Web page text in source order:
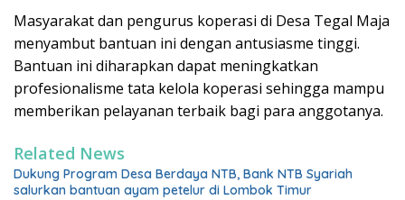
Masyarakat dan pengurus koperasi di Desa Tegal Maja
menyambut bantuan ini dengan antusiasme tinggi.
Bantuan ini diharapkan dapat meningkatkan
profesionalisme tata kelola koperasi sehingga mampu
memberikan pelayanan terbaik bagi para anggotanya.
Related News
Dukung Program Desa Berdaya NTB, Bank NTB Syariah
salurkan bantuan ayam petelur di Lombok Timur